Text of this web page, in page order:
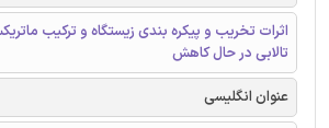
اثرات تخریب و پیکره بندی زیستگاه و ترکیب
تالابی در حال کاهش
عنوان انگلیسی